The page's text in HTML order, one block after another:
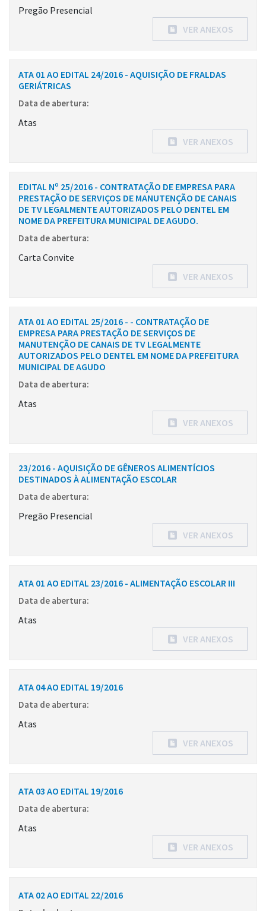
Pregão Presencial
VER ANEXOS
ATA 01 AO EDITAL 24/2016 - AQUISIÇÃO DE FRALDAS
GERIÁTRICAS
Data de abertura:
Atas
VER ANEXOS
EDITAL Nº 25/2016 - CONTRATAÇÃO DE EMPRESA PARA
PRESTAÇÃO DE SERVIÇOS DE MANUTENÇÃO DE CANAIS
DE TV LEGALMENTE AUTORIZADOS PELO DENTEL EM
NOME DA PREFEITURA MUNICIPAL DE AGUDO.
Data de abertura:
Carta Convite
VER ANEXOS
ATA 01 AO EDITAL 25/2016 - - CONTRATAÇÃO DE
EMPRESA PARA PRESTAÇÃO DE SERVIÇOS DE
MANUTENÇÃO DE CANAIS DE TV LEGALMENTE
AUTORIZADOS PELO DENTEL EM NOME DA PREFEITURA
MUNICIPAL DE AGUDO
Data de abertura:
Atas
VER ANEXOS
23/2016 - AQUISIÇÃO DE GÊNEROS ALIMENTÍCIOS
DESTINADOS À ALIMENTAÇÃO ESCOLAR
Data de abertura:
Pregão Presencial
VER ANEXOS
ATA 01 AO EDITAL 23/2016 - ALIMENTAÇÃO ESCOLAR III
Data de abertura:
Atas
VER ANEXOS
ATA 04 AO EDITAL 19/2016
Data de abertura:
Atas
VER ANEXOS
ATA 03 AO EDITAL 19/2016
Data de abertura:
Atas
VER ANEXOS
ATA 02 AO EDITAL 22/2016